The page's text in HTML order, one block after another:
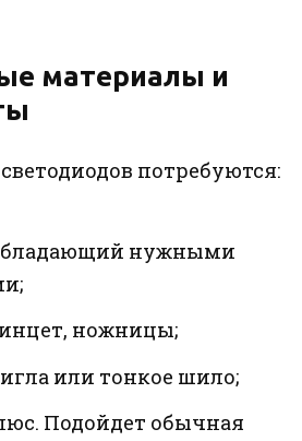
материалы и
потребуются:
нужными
ножницы;
или тонкое шило;
Подойдет обычная